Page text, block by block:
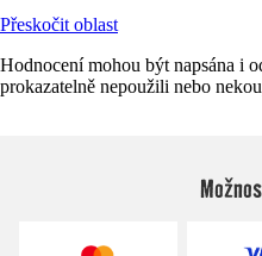
Přeskočit oblast
Hodnocení mohou být napsána i
prokazatelně nepoužili nebo